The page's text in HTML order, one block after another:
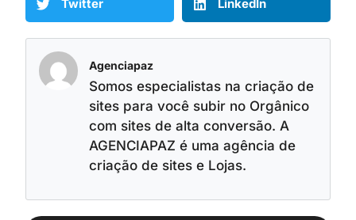
Twitter LinkedIn
Agenciapaz
Somos especialistas na criação de
sites para você subir no Orgânico
com sites de alta conversão. A
AGENCIAPAZ é uma agência de
criação de sites e Lojas.